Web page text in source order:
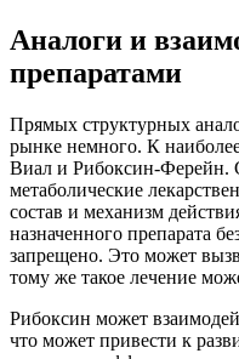
Аналоги и
препаратами
Прямых структурных
рынке немного. К
Виал и Рибоксин-Ферейн.
метаболические
состав и механизм
назначенного препарата
запрещено. Это может
тому же такое лечение
Рибоксин может
что может привести к